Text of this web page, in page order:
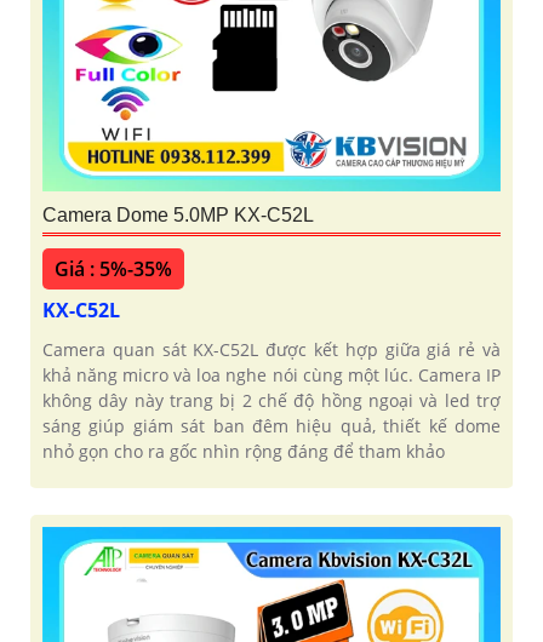
Camera Dome 5.0MP KX-C52L
Giá : 5%-35%
KX-C52L
Camera quan sát KX-C52L được kết hợp giữa giá rẻ và
khả năng micro và loa nghe nói cùng một lúc. Camera IP
không dây này trang bị 2 chế độ hồng ngoại và led trợ
sáng giúp giám sát ban đêm hiệu quả, thiết kế dome
nhỏ gọn cho ra gốc nhìn rộng đáng để tham khảo